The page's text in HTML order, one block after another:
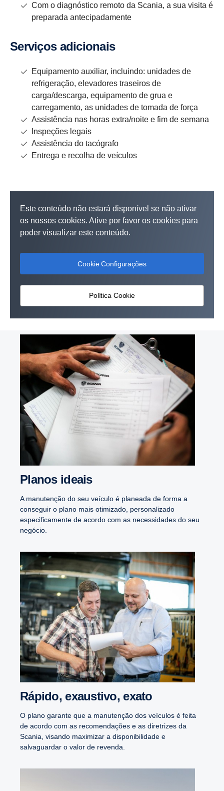
Com o diagnóstico remoto da Scania, a sua visita é
preparada antecipadamente
Serviços adici­o­nais
Equipamento auxiliar, incluindo: unidades de
refrigeração, elevadores traseiros de
carga/descarga, equipamento de grua e
carregamento, as unidades de tomada de força
Assistência nas horas extra/noite e fim de semana
Inspeções legais
Assistência do tacógrafo
Entrega e recolha de veículos
Este conteúdo não estará disponível se não ativar
os nossos cookies. Ative por favor os cookies para
poder visualizar este conteúdo.
Cookie Configurações
Política Cookie
Planos ideais
A manutenção do seu veículo é planeada de forma a
conseguir o plano mais otimizado, personalizado
especificamente de acordo com as necessidades do seu
negócio.
Rápido, exaus­tivo, exato
O plano garante que a manutenção dos veículos é feita
de acordo com as recomendações e as diretrizes da
Scania, visando maximizar a disponibilidade e
salvaguardar o valor de revenda.